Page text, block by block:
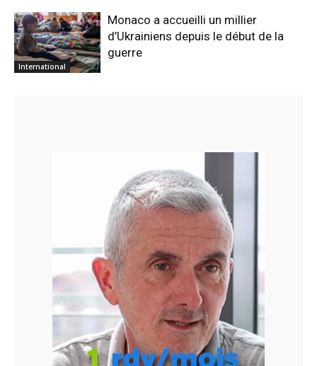
International
Monaco a accueilli un millier
d’Ukrainiens depuis le début de la
guerre